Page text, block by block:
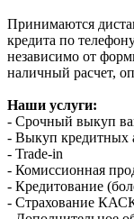
Принимаются
кредита по
независимо от
наличный расчет,
Наши услуги:
- Срочный выкуп
- Выкуп кредитных
- Trade-in
- Комиссионная
- Кредитование
- Страхование